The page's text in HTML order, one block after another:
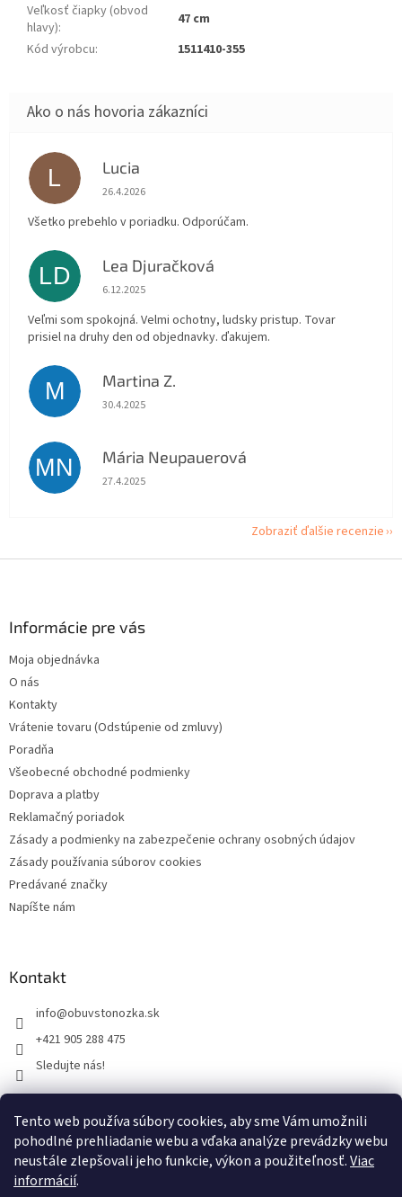
Tento web používa súbory cookies, aby sme Vám umožnili
pohodlné prehliadanie webu a vďaka analýze prevádzky webu
neustále zlepšovali jeho funkcie, výkon a použiteľnosť.Viac
informácií.
Veľkosť čiapky (obvod
hlavy):
47 cm
Kód výrobcu: 1511410-355
L Lucia
Hodnotenie obchodu je 5 z 5 hviezdičiek.
26.4.2026
Všetko prebehlo v poriadku. Odporúčam.
LD Lea Djuračková
Hodnotenie obchodu je 5 z 5 hviezdičiek.
6.12.2025
Veľmi som spokojná. Velmi ochotny, ludsky pristup. Tovar
prisiel na druhy den od objednavky. ďakujem.
M Martina Z.
Hodnotenie obchodu je 5 z 5 hviezdičiek.
30.4.2025
MN Mária Neupauerová
Hodnotenie obchodu je 5 z 5 hviezdičiek.
27.4.2025
Zobraziť ďalšie recenzie
Informácie pre vás
Moja objednávka
O nás
Kontakty
Vrátenie tovaru (Odstúpenie od zmluvy)
Poradňa
Všeobecné obchodné podmienky
Doprava a platby
Reklamačný poriadok
Zásady a podmienky na zabezpečenie ochrany osobných údajov
Zásady používania súborov cookies
Predávané značky
Napíšte nám
Kontakt
info@obuvstonozka.sk
+421 905 288 475
Sledujte nás!
Facebook